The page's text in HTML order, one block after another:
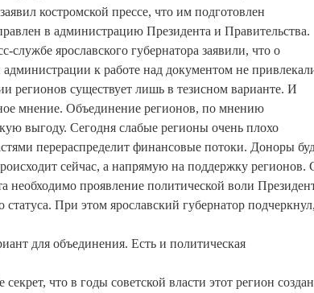
костромской прессе, что им подготовлен
в администрацию Президента и Правительства.
службе ярославского губернатора заявили, что о
к работе над документом не
регионов существует лишь в тезисном варианте. И
мнение. Объединение регионов, по мнению
выгоду. Сегодня слабые регионы очень плохо
перераспределит финансовые потоки. Доноры
сейчас, а напрямую на поддержку регионов.
проявление политической воли
При этом ярославский губернатор
для объединения. Есть и политическая
что в годы советской власти этот регион